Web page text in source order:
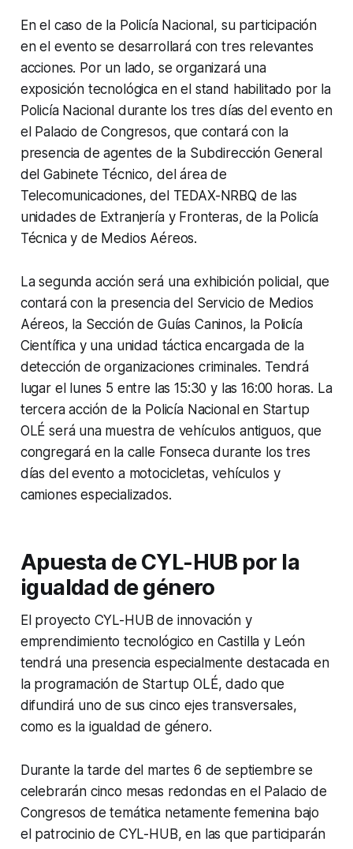
En el caso de la Policía Nacional, su participación
en el evento se desarrollará con tres relevantes
acciones. Por un lado, se organizará una
exposición tecnológica en el stand habilitado por la
Policía Nacional durante los tres días del evento en
el Palacio de Congresos, que contará con la
presencia de agentes de la Subdirección General
del Gabinete Técnico, del área de
Telecomunicaciones, del TEDAX-NRBQ de las
unidades de Extranjería y Fronteras, de la Policía
Técnica y de Medios Aéreos.
La segunda acción será una exhibición policial, que
contará con la presencia del Servicio de Medios
Aéreos, la Sección de Guías Caninos, la Policía
Científica y una unidad táctica encargada de la
detección de organizaciones criminales. Tendrá
lugar el lunes 5 entre las 15:30 y las 16:00 horas. La
tercera acción de la Policía Nacional en Startup
OLÉ será una muestra de vehículos antiguos, que
congregará en la calle Fonseca durante los tres
días del evento a motocicletas, vehículos y
camiones especializados.
Apuesta de CYL-HUB por la
igualdad de género
El proyecto CYL-HUB de innovación y
emprendimiento tecnológico en Castilla y León
tendrá una presencia especialmente destacada en
la programación de Startup OLÉ, dado que
difundirá uno de sus cinco ejes transversales,
como es la igualdad de género.
Durante la tarde del martes 6 de septiembre se
celebrarán cinco mesas redondas en el Palacio de
Congresos de temática netamente femenina bajo
el patrocinio de CYL-HUB, en las que participarán